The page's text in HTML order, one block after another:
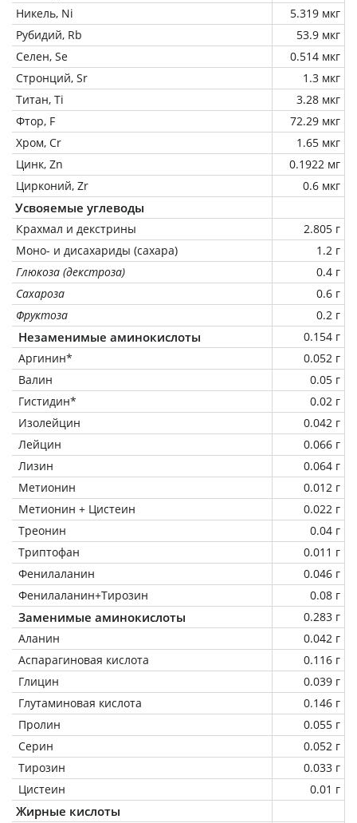
Никель, Ni
5.319 мкг
Рубидий, Rb
53.9 мкг
Селен, Se
0.514 мкг
Стронций, Sr
1.3 мкг
Титан, Ti
3.28 мкг
Фтор, F
72.29 мкг
Хром, Cr
1.65 мкг
Цинк, Zn
0.1922 мг
Цирконий, Zr
0.6 мкг
Усвояемые углеводы
Крахмал и декстрины
2.805 г
Моно- и дисахариды (сахара)
1.2 г
Глюкоза (декстроза)
0.4 г
Сахароза
0.6 г
Фруктоза
0.2 г
Незаменимые аминокислоты
0.154 г
Аргинин*
0.052 г
Валин
0.05 г
Гистидин*
0.02 г
Изолейцин
0.042 г
Лейцин
0.066 г
Лизин
0.064 г
Метионин
0.012 г
Метионин + Цистеин
0.022 г
Треонин
0.04 г
Триптофан
0.011 г
Фенилаланин
0.046 г
Фенилаланин+Тирозин
0.08 г
Заменимые аминокислоты
0.283 г
Аланин
0.042 г
Аспарагиновая кислота
0.116 г
Глицин
0.039 г
Глутаминовая кислота
0.146 г
Пролин
0.055 г
Серин
0.052 г
Тирозин
0.033 г
Цистеин
0.01 г
Жирные кислоты